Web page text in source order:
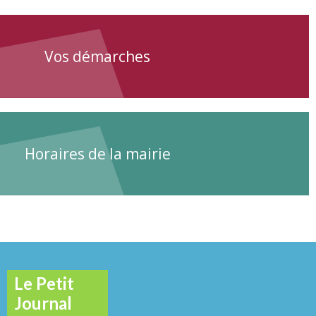
Vos démarches
Horaires de la mairie
Le Petit
Journal